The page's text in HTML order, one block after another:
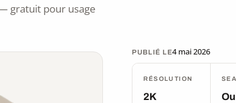
gratuit pour usage
PUBLIÉ LE4 mai 2026
RÉSOLUTION
2K